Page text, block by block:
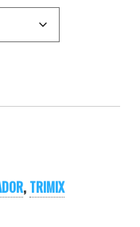
cantidad
, TRIMIX